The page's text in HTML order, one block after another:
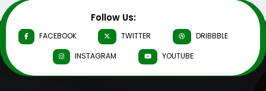
Follow Us:
FACEBOOK TWITTER
DRIBBBLE
INSTAGRAM
YOUTUBE